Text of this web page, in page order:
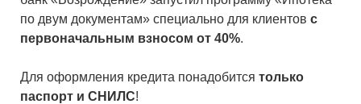
по двум документам» специально для клиентов с
первоначальным взносом от 40%.
Для оформления кредита понадобится только
паспорт и СНИЛС!